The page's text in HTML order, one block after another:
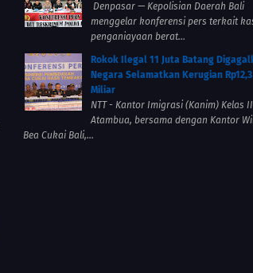
Denpasar — Kepolisian Daerah Bali
menggelar konferensi pers terkait
penganiayaan berat...
Rokok Ilegal 11 Juta Batang
Negara Selamatkan Kerugian Rp12,3
Miliar
NTT - Kantor Imigrasi (Kanim) Kelas II
Atambua, bersama dengan Kantor
Bea Cukai Bali,...